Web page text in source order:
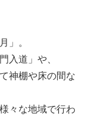
」。
入道」や、
神棚や床の間な
々な地域で行わ